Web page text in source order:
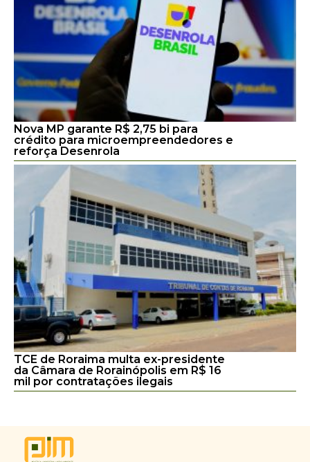
Nova MP garante R$ 2,75 bi para
crédito para microempreendedores e
reforça Desenrola
TCE de Roraima multa ex-presidente
da Câmara de Rorainópolis em R$ 16
mil por contratações ilegais